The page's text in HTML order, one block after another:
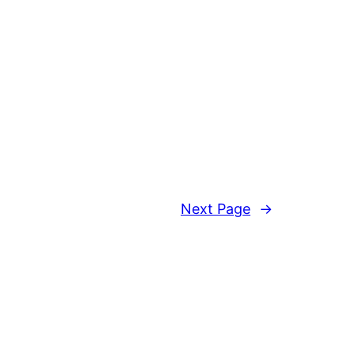
Next Page →